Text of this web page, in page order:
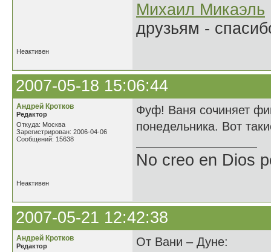
Михаил Микаэль
друзьям -
Неактивен
2007-05-18 15:06:44
Андрей Кротков
Редактор
Откуда: Москва
Зарегистрирован: 2006-04-06
Сообщений: 15638
Фуф! Ваня сочиняет
понедельника. Вот
No creo en Dios
Неактивен
2007-05-21 12:42:38
Андрей Кротков
Редактор
От Вани – Дуне: